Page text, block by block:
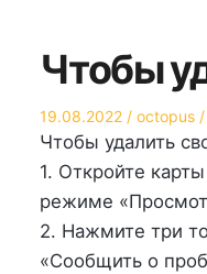
Чтобы
Опубликовано
на
19.08.2022 Автор
octopus
Чтобы удалить
1. Откройте
режиме
2. Нажмите три
«Сообщить о